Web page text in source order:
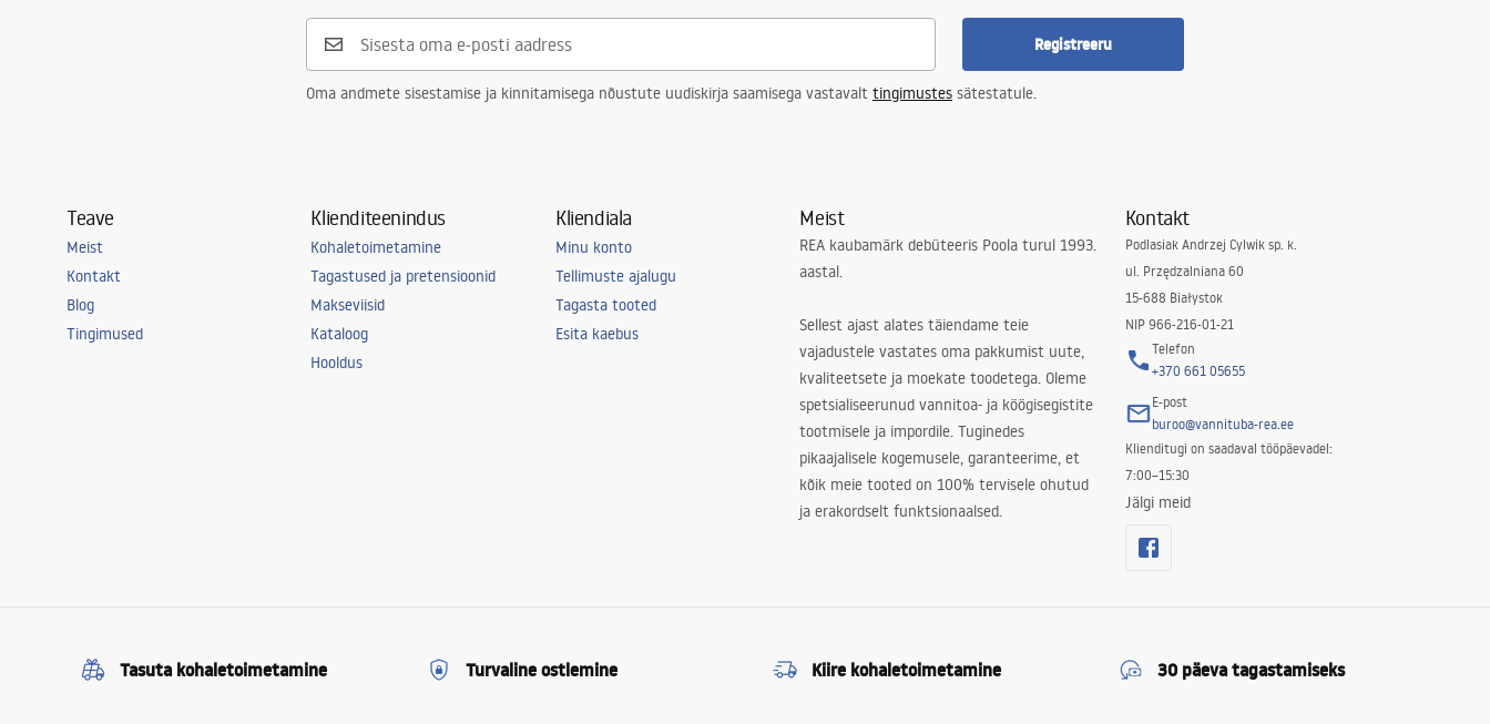
Registreeru
Oma andmete sisestamise ja kinnitamisega nõustute uudiskirja saamisega vastavalt tingimustes sätestatule.
Teave
Meist
Kontakt
Blog
Tingimused
Klienditeenindus
Kohaletoimetamine
Tagastused ja pretensioonid
Makseviisid
Kataloog
Hooldus
Kliendiala
Minu konto
Tellimuste ajalugu
Tagasta tooted
Esita kaebus
Meist
REA kaubamärk debüteeris Poola turul 1993.
aastal.
Sellest ajast alates täiendame teie
vajadustele vastates oma pakkumist uute,
kvaliteetsete ja moekate toodetega. Oleme
spetsialiseerunud vannitoa- ja köögisegistite
tootmisele ja impordile. Tuginedes
pikaajalisele kogemusele, garanteerime, et
kõik meie tooted on 100% tervisele ohutud
ja erakordselt funktsionaalsed.
Kontakt
Podlasiak Andrzej Cylwik sp. k.
ul. Przędzalniana 60
15-688 Białystok
NIP 966-216-01-21
Telefon
+370 661 05655
E-post
buroo@vannituba-rea.ee
Klienditugi on saadaval tööpäevadel:
7:00–15:30
Jälgi meid
Tasuta kohaletoimetamine Turvaline ostlemine Kiire kohaletoimetamine 30 päeva tagastamiseks